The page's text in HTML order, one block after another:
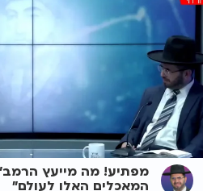
מפתיע! מה מייעץ
המאכלים האלו לעולם"